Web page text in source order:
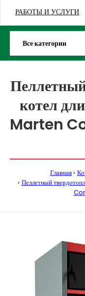
РАБОТЫ И УСЛУГИ
котел
Marten
Главная
Пеллетный